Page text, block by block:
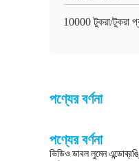
10000 টুকরা/টুকরা
পণ্যের বর্ণনা
পণ্যের বর্ণনা
ভিডিও ডাবল লুমেন